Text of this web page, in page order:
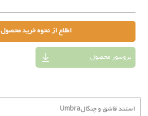
اطلاع از نحوه خرید محصول
بروشور محصول
استند قاشق و چنگالUmbra